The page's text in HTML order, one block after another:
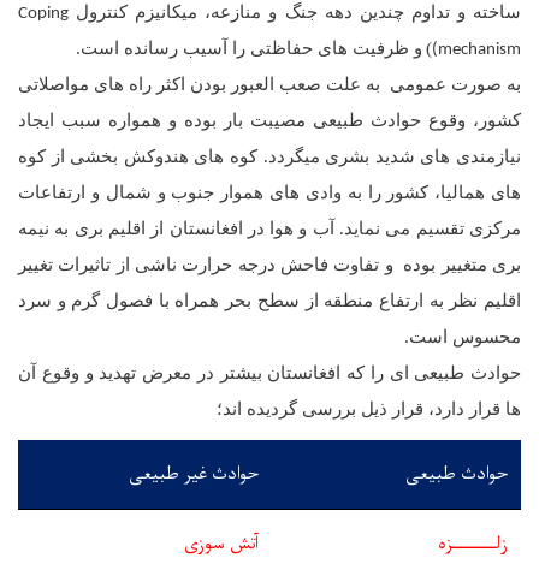
ساخته و تداوم چندین دهه جنگ و منازعه، میکانیزم کنترول Coping
mechanism)
) و ظرفیت های حفاظتی را آسیب رسانده است.
به صورت عمومی به علت صعب العبور بودن اکثر راه های مواصلاتی
کشور، وقوع حوادث طبیعی مصیبت بار بوده و همواره سبب ایجاد
نیازمندی های شدید بشری میگردد. کوه های هندوکش بخشی از کوه
های همالیا، کشور را به وادی های هموار جنوب و شمال و ارتفاعات
مرکزی تقسیم می نماید. آب و هوا در افغانستان از اقلیم بری به نیمه
بری متغییر بوده و تفاوت فاحش درجه حرارت ناشی از تاثیرات تغییر
اقلیم نظر به ارتفاع منطقه از سطح بحر همراه با فصول گرم و سرد
محسوس است.
حوادث طبیعی ای را که افغانستان بیشتر در معرض تهدید و وقوع آن
ها قرار دارد، قرار ذیل بررسی گردیده اند؛
حوادث طبیعی
حوادث غیر طبیعی
زلـــــــــزه
آتش سوزی